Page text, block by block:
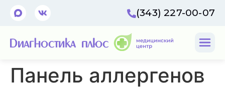
(343) 227-00-07
Панель аллергенов